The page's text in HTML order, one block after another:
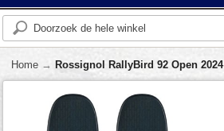
Home → Rossignol RallyBird 92 Open 2024